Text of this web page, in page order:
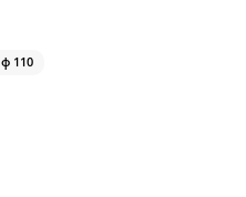
110